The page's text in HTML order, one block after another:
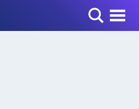
Toggle Menu